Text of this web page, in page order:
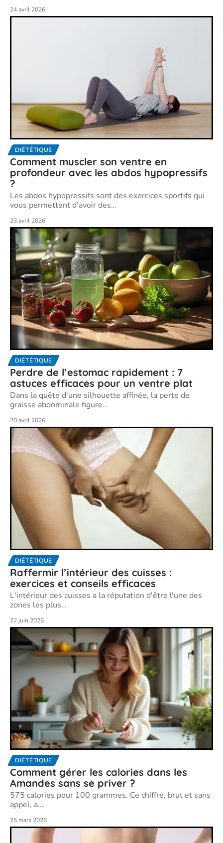
24 avril 2026
DIÉTÉTIQUE
Comment muscler son ventre en
profondeur avec les abdos hypopressifs
?
Les abdos hypopressifs sont des exercices sportifs qui
vous permettent d’avoir des…
23 avril 2026
DIÉTÉTIQUE
Perdre de l’estomac rapidement : 7
astuces efficaces pour un ventre plat
Dans la quête d'une silhouette affinée, la perte de
graisse abdominale figure…
20 avril 2026
DIÉTÉTIQUE
Raffermir l’intérieur des cuisses :
exercices et conseils efficaces
L'intérieur des cuisses a la réputation d'être l'une des
zones les plus…
22 juin 2026
DIÉTÉTIQUE
Comment gérer les calories dans les
Amandes sans se priver ?
575 calories pour 100 grammes. Ce chiffre, brut et sans
appel, a…
25 mars 2026